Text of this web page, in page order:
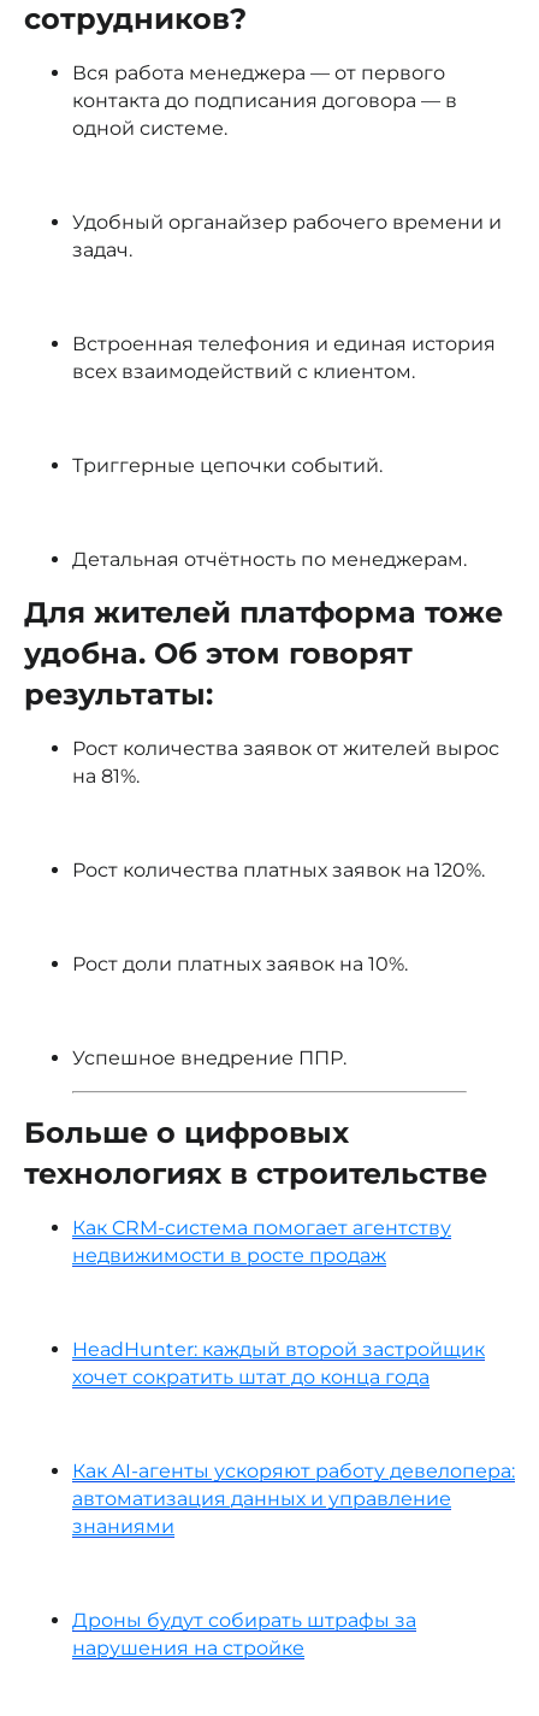
сотрудников?
Вся работа менеджера — от первого
контакта до подписания договора — в
одной системе.
Удобный органайзер рабочего времени и
задач.
Встроенная телефония и единая история
всех взаимодействий с клиентом.
Триггерные цепочки событий.
Детальная отчётность по менеджерам.
Для жителей платформа тоже
удобна. Об этом говорят
результаты:
Рост количества заявок от жителей вырос
на 81%.
Рост количества платных заявок на 120%.
Рост доли платных заявок на 10%.
Успешное внедрение ППР.
Больше о цифровых
технологиях в строительстве
Как CRM-система помогает агентству
недвижимости в росте продаж
HeadHunter: каждый второй застройщик
хочет сократить штат до конца года
Как AI-агенты ускоряют работу девелопера:
автоматизация данных и управление
знаниями
Дроны будут собирать штрафы за
нарушения на стройке